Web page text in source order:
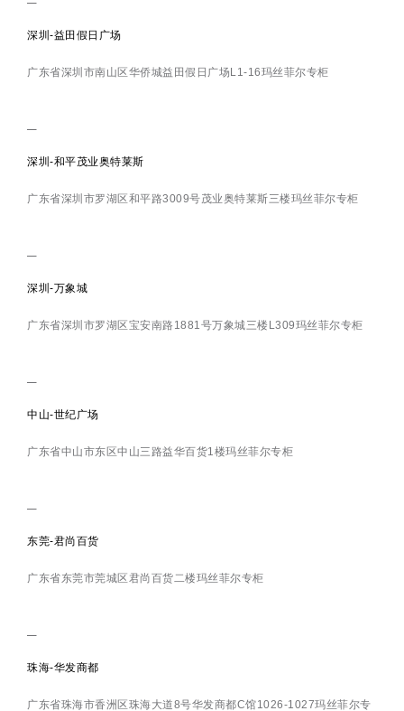
深圳-益田假日广场
广东省深圳市南山区华侨城益田假日广场L1-16玛丝菲尔专柜
深圳-和平茂业奥特莱斯
广东省深圳市罗湖区和平路3009号茂业奥特莱斯三楼玛丝菲尔专柜
深圳-万象城
广东省深圳市罗湖区宝安南路1881号万象城三楼L309玛丝菲尔专柜
中山-世纪广场
广东省中山市东区中山三路益华百货1楼玛丝菲尔专柜
东莞-君尚百货
广东省东莞市莞城区君尚百货二楼玛丝菲尔专柜
珠海-华发商都
广东省珠海市香洲区珠海大道8号华发商都C馆1026-1027玛丝菲尔专